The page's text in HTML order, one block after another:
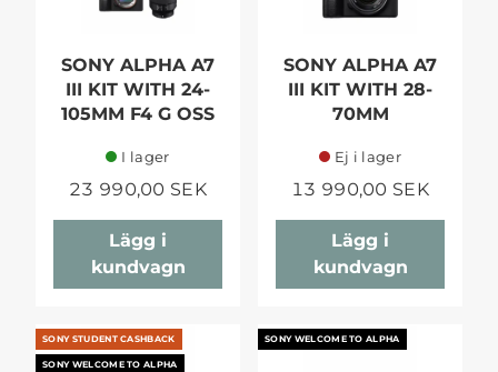
SONY ALPHA A7
III KIT WITH 24-
105MM F4 G OSS
I lager
23 990,00 SEK
Lägg i
kundvagn
SONY ALPHA A7
III KIT WITH 28-
70MM
Ej i lager
13 990,00 SEK
Lägg i
kundvagn
SONY STUDENT CASHBACK
SONY WELCOME TO ALPHA
SONY WELCOME TO ALPHA